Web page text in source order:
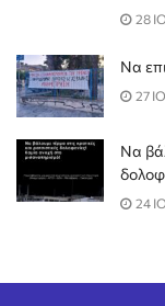
28
Να
27
Να
24